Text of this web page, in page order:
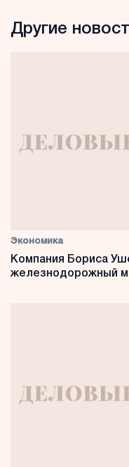
Другие
Экономика
Компания Бориса
железнодорожный